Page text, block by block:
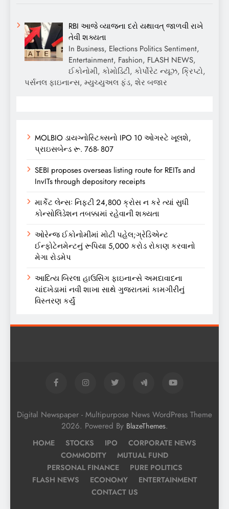
RBI આજે વ્યાજના દરો યથાવત્ જાળવી રાખે
તેવી શક્યતા
In Business, Elections Politics Sentiment,
Entertainment, Fashion, FLASH NEWS,
ઈકોનોમી, કોમોડિટી, કોર્પોરેટ ન્યૂઝ, ક્રિપ્ટો,
પર્સનલ ફાઇનાન્સ, મ્યુચ્યુઅલ ફંડ, શેર બજાર
MOLBIO ડાયગ્નોસ્ટિક્સનો IPO 10 ઓગસ્ટે ખૂલશે,
પ્રાઇસબેન્ડ રૂ. 768- 807
SEBI proposes overseas listing route for REITs and
InvITs through depository receipts
માર્કેટ લેન્સઃ નિફ્ટી 24,800 ક્રોસ ન કરે ત્યાં સુધી
કોન્સોલિડેશન તબક્કામાં રહેવાની શક્યતા
ઓરેન્જ ઈકોનોમીમાં મોટી પહેલ;ગ્રેડિએન્ટ
ઈન્ફોટેનમેન્ટનું રૂપિયા 5,000 કરોડ રોકાણ કરવાનો
મેગા રોડમેપ
આદિત્ય બિરલા હાઉસિંગ ફાઇનાન્સે અમદાવાદના
ચાંદખેડામાં નવી શાખા સાથે ગુજરાતમાં કામગીરીનું
વિસ્તરણ કર્યું
Digital Newspaper - Multipurpose News WordPress Theme
2026. Powered By BlazeThemes.
HOME STOCKS IPO
CORPORATE NEWS
COMMODITY
MUTUAL FUND
PERSONAL FINANCE
PURE POLITICS
FLASH NEWS
ECONOMY
ENTERTAINMENT
CONTACT US